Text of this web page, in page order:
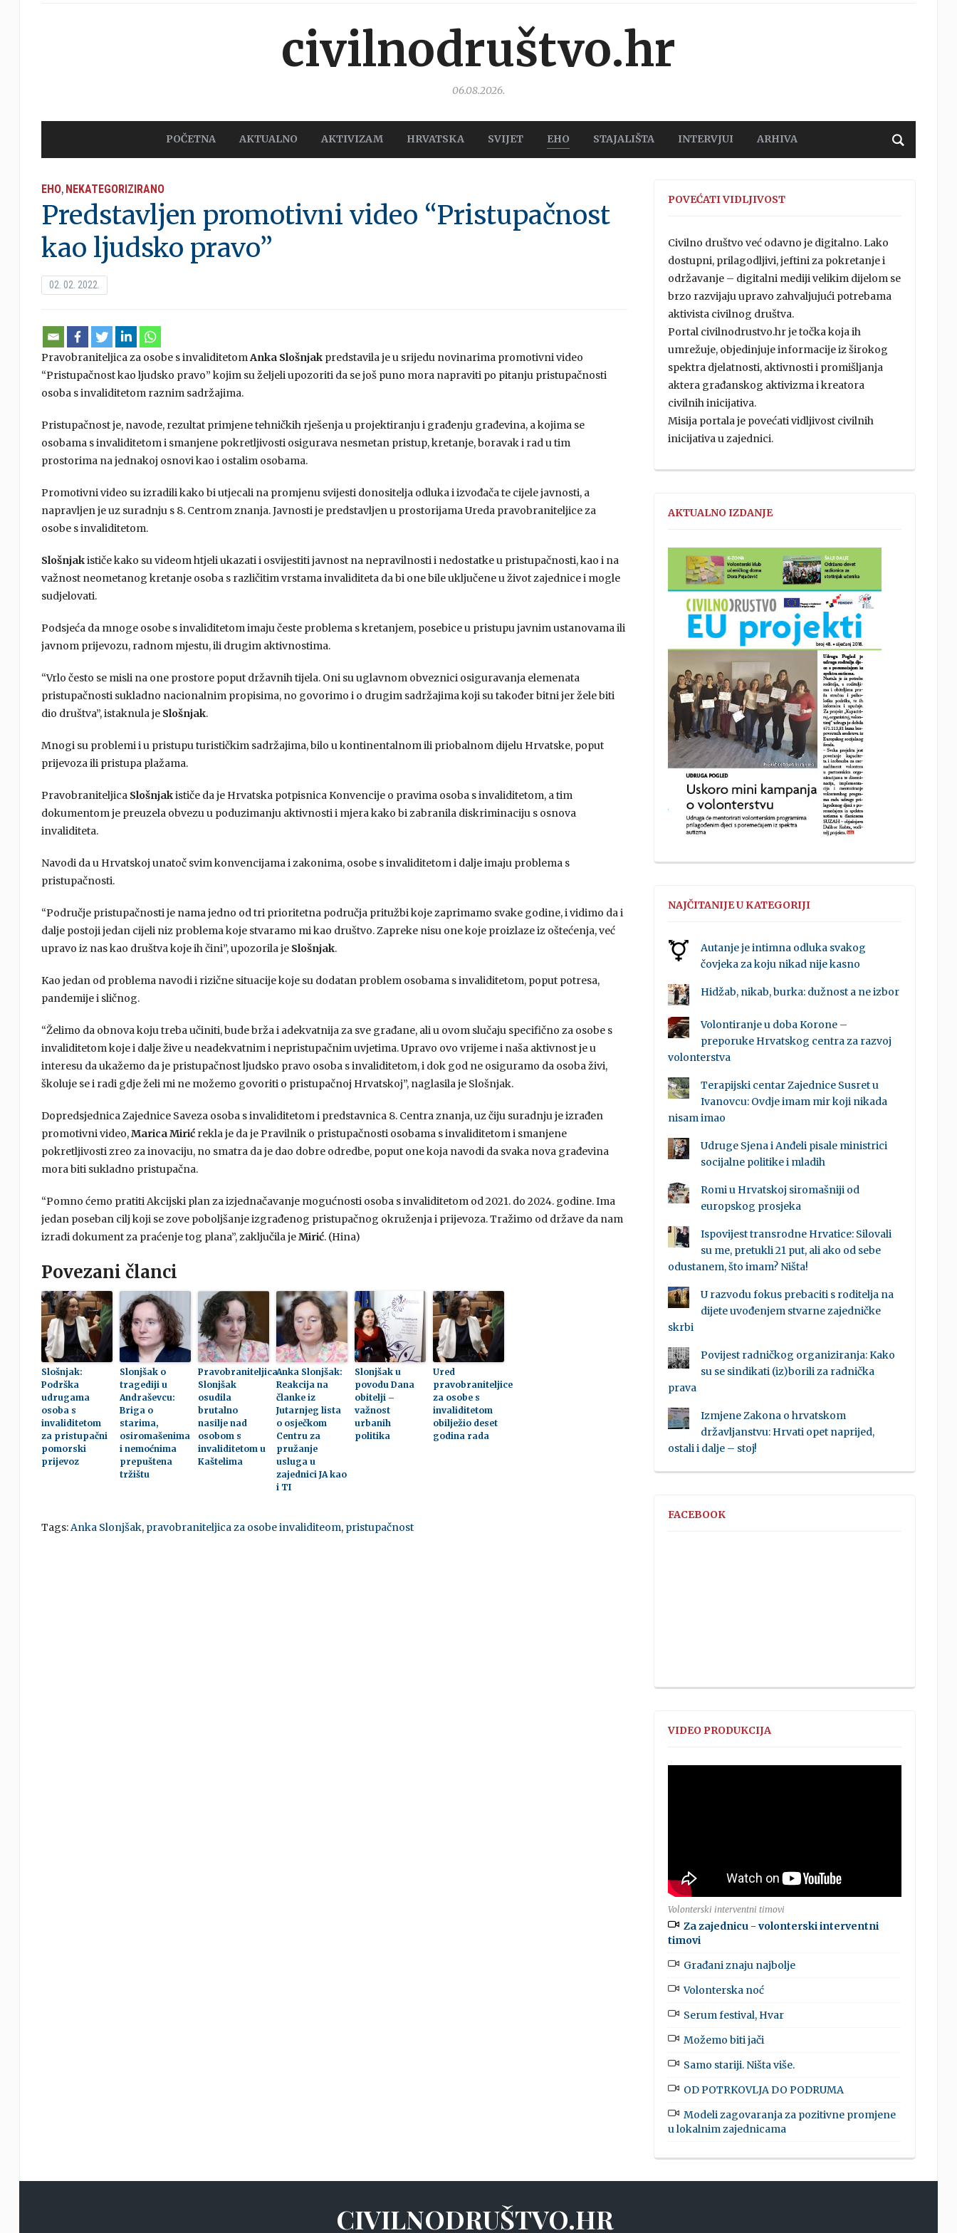
civilnodruštvo.hr
06.08.2026.
POČETNA AKTUALNO AKTIVIZAM HRVATSKA SVIJET EHO STAJALIŠTA INTERVJUI ARHIVA
EHO, NEKATEGORIZIRANO
Predstavljen promotivni video “Pristupačnost
kao ljudsko pravo”
02. 02. 2022.
Pravobraniteljica za osobe s invaliditetomAnka Slošnjakpredstavila je u srijedu novinarima promotivni video
“Pristupačnost kao ljudsko pravo” kojim su željeli upozoriti da se još puno mora napraviti po pitanju pristupačnosti
osoba s invaliditetom raznim sadržajima.
Pristupačnost je, navode, rezultat primjene tehničkih rješenja u projektiranju i građenju građevina, a kojima se
osobama s invaliditetom i smanjene pokretljivosti osigurava nesmetan pristup, kretanje, boravak i rad u tim
prostorima na jednakoj osnovi kao i ostalim osobama.
Promotivni video su izradili kako bi utjecali na promjenu svijesti donositelja odluka i izvođača te cijele javnosti, a
napravljen je uz suradnju s 8. Centrom znanja. Javnosti je predstavljen u prostorijama Ureda pravobraniteljice za
osobe s invaliditetom.
Slošnjakističe kako su videom htjeli ukazati i osvijestiti javnost na nepravilnosti i nedostatke u pristupačnosti, kao i na
važnost neometanog kretanje osoba s različitim vrstama invaliditeta da bi one bile uključene u život zajednice i mogle
sudjelovati.
Podsjeća da mnoge osobe s invaliditetom imaju česte problema s kretanjem, posebice u pristupu javnim ustanovama ili
javnom prijevozu, radnom mjestu, ili drugim aktivnostima.
“Vrlo često se misli na one prostore poput državnih tijela. Oni su uglavnom obveznici osiguravanja elemenata
pristupačnosti sukladno nacionalnim propisima, no govorimo i o drugim sadržajima koji su također bitni jer žele biti
dio društva”, istaknula je Slošnjak.
Mnogi su problemi i u pristupu turističkim sadržajima, bilo u kontinentalnom ili priobalnom dijelu Hrvatske, poput
prijevoza ili pristupa plažama.
Pravobraniteljica Slošnjakističe da je Hrvatska potpisnica Konvencije o pravima osoba s invaliditetom, a tim
dokumentom je preuzela obvezu u poduzimanju aktivnosti i mjera kako bi zabranila diskriminaciju s osnova
invaliditeta.
Navodi da u Hrvatskoj unatoč svim konvencijama i zakonima, osobe s invaliditetom i dalje imaju problema s
pristupačnosti.
“Područje pristupačnosti je nama jedno od tri prioritetna područja pritužbi koje zaprimamo svake godine, i vidimo da i
dalje postoji jedan cijeli niz problema koje stvaramo mi kao društvo. Zapreke nisu one koje proizlaze iz oštećenja, već
upravo iz nas kao društva koje ih čini”, upozorila je Slošnjak.
Kao jedan od problema navodi i rizične situacije koje su dodatan problem osobama s invaliditetom, poput potresa,
pandemije i sličnog.
“Želimo da obnova koju treba učiniti, bude brža i adekvatnija za sve građane, ali u ovom slučaju specifično za osobe s
invaliditetom koje i dalje žive u neadekvatnim i nepristupačnim uvjetima. Upravo ovo vrijeme i naša aktivnost je u
interesu da ukažemo da je pristupačnost ljudsko pravo osoba s invaliditetom, i dok god ne osiguramo da osoba živi,
školuje se i radi gdje želi mi ne možemo govoriti o pristupačnoj Hrvatskoj”, naglasila je Slošnjak.
Dopredsjednica Zajednice Saveza osoba s invaliditetom i predstavnica 8. Centra znanja, uz čiju suradnju je izrađen
promotivni video,Marica Mirićrekla je da je Pravilnik o pristupačnosti osobama s invaliditetom i smanjene
pokretljivosti zreo za inovaciju, no smatra da je dao dobre odredbe, poput one koja navodi da svaka nova građevina
mora biti sukladno pristupačna.
“Pomno ćemo pratiti Akcijski plan za izjednačavanje mogućnosti osoba s invaliditetom od 2021. do 2024. godine. Ima
jedan poseban cilj koji se zove poboljšanje izgrađenog pristupačnog okruženja i prijevoza. Tražimo od države da nam
izradi dokument za praćenje tog plana”, zaključila jeMirić. (Hina)
Povezani članci
Slošnjak:
Podrška
udrugama
osoba s
invaliditetom
za pristupačni
pomorski
prijevoz
Slonjšak o
tragediji u
Andraševcu:
Briga o
starima,
osiromašenima
i nemoćnima
prepuštena
tržištu
Pravobraniteljica
Slonjšak
osudila
brutalno
nasilje nad
osobom s
invaliditetom u
Kaštelima
Anka Slonjšak:
Reakcija na
članke iz
Jutarnjeg lista
o osječkom
Centru za
pružanje
usluga u
zajednici JA kao
i TI
Slonjšak u
povodu Dana
obitelji –
važnost
urbanih
politika
Ured
pravobraniteljice
za osobe s
invaliditetom
obilježio deset
godina rada
Tags:Anka Slonjšak, pravobraniteljica za osobe invaliditeom, pristupačnost
POVEĆATI VIDLJIVOST
Civilno društvo već odavno je digitalno. Lako
dostupni, prilagodljivi, jeftini za pokretanje i
održavanje – digitalni mediji velikim dijelom se
brzo razvijaju upravo zahvaljujući potrebama
aktivista civilnog društva.
Portal civilnodrustvo.hr je točka koja ih
umrežuje, objedinjuje informacije iz širokog
spektra djelatnosti, aktivnosti i promišljanja
aktera građanskog aktivizma i kreatora
civilnih inicijativa.
Misija portala je povećati vidljivost civilnih
inicijativa u zajednici.
AKTUALNO IZDANJE
NAJČITANIJE U KATEGORIJI
Autanje je intimna odluka svakog
čovjeka za koju nikad nije kasno
Hidžab, nikab, burka: dužnost a ne izbor
Volontiranje u doba Korone –
preporuke Hrvatskog centra za razvoj
volonterstva
Terapijski centar Zajednice Susret u
Ivanovcu: Ovdje imam mir koji nikada
nisam imao
Udruge Sjena i Anđeli pisale ministrici
socijalne politike i mladih
Romi u Hrvatskoj siromašniji od
europskog prosjeka
Ispovijest transrodne Hrvatice: Silovali
su me, pretukli 21 put, ali ako od sebe
odustanem, što imam? Ništa!
U razvodu fokus prebaciti s roditelja na
dijete uvođenjem stvarne zajedničke
skrbi
Povijest radničkog organiziranja: Kako
su se sindikati (iz)borili za radnička
prava
Izmjene Zakona o hrvatskom
državljanstvu: Hrvati opet naprijed,
ostali i dalje – stoj!
FACEBOOK
VIDEO PRODUKCIJA
Volonterski interventni timovi
Za zajednicu - volonterski interventni
timovi
Građani znaju najbolje
Volonterska noć
Serum festival, Hvar
Možemo biti jači
Samo stariji. Ništa više.
OD POTRKOVLJA DO PODRUMA
Modeli zagovaranja za pozitivne promjene
u lokalnim zajednicama
CIVILNODRUŠTVO.HR